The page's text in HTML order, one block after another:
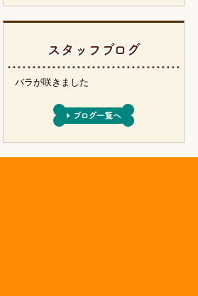
スタッフブログ
バラが咲きました